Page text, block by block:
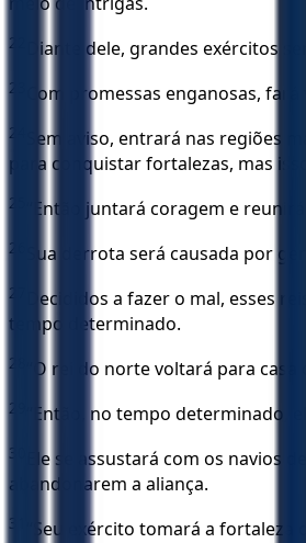
22 Diante dele, grandes exércitos
23 Com promessas enganosas,
24
Sem aviso, entrará nas regiões
para conquistar fortalezas, mas
25 “Então juntará coragem e
26 Sua derrota será causada por
27
Decididos a fazer o mal, esses
tempo determinado.
28 “O rei do norte voltará para
29 “Então, no tempo determinado,
30
Ele se assustará com os
abandonarem a aliança.
31 “Seu exército tomará a